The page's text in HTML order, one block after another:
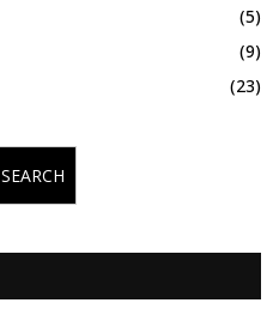
(5)
(9)
(23)
SEARCH